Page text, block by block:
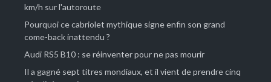
km/h sur l'autoroute
Pourquoi ce cabriolet mythique signe enfin son grand
come-back inattendu ?
Audi RS5 B10 : se réinventer pour ne pas mourir
Il a gagné sept titres mondiaux, et il vient de prendre cinq